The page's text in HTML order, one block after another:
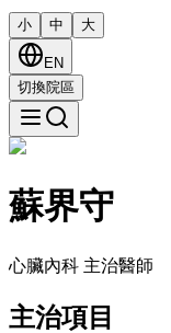
小 中 大
EN
切換院區
蘇界守
心臟內科 主治醫師
主治項目